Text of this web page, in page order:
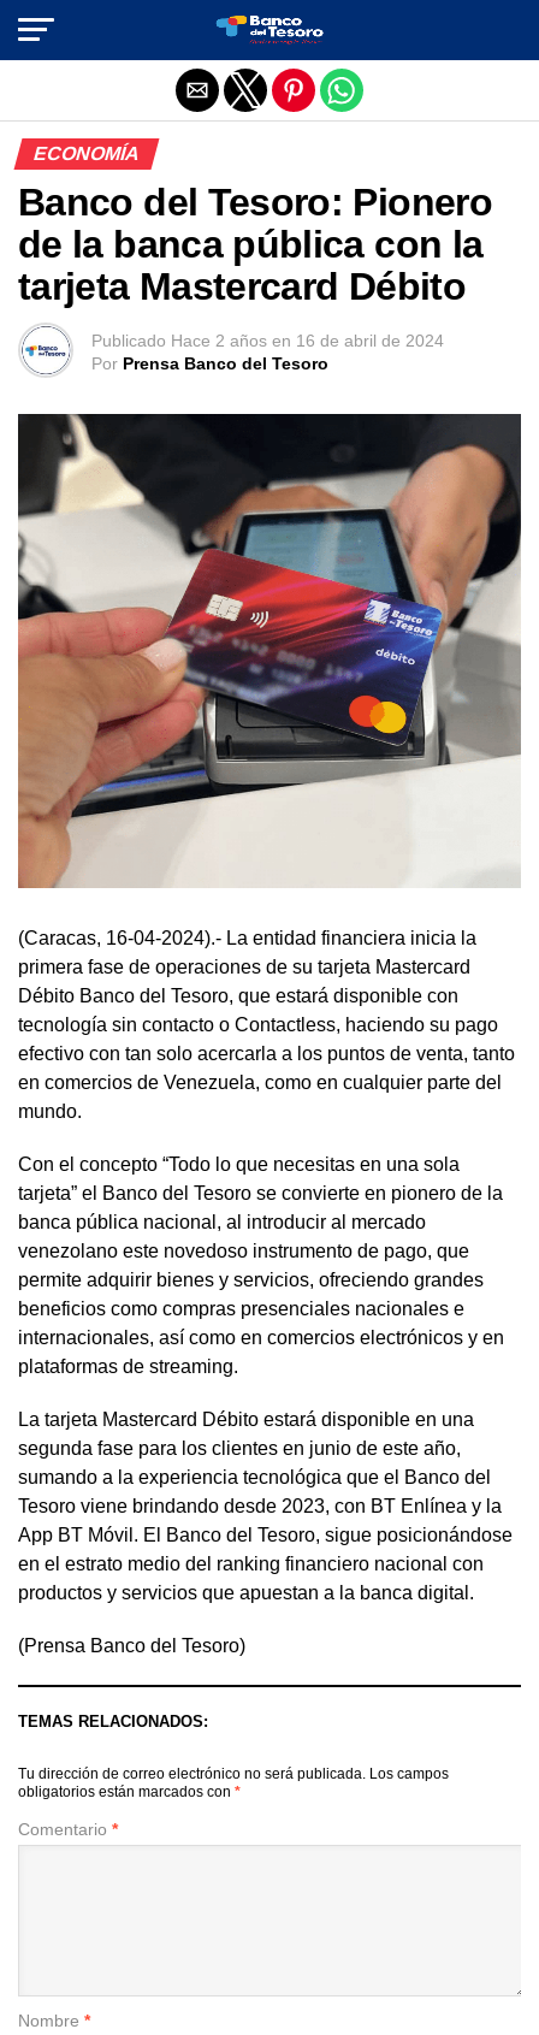
ECONOMÍA
Banco del Tesoro: Pionero
de la banca pública con la
tarjeta Mastercard Débito
Publicado Hace 2 años en 16 de abril de 2024
Por Prensa Banco del Tesoro
(Caracas, 16-04-2024).- La entidad financiera inicia la
primera fase de operaciones de su tarjeta Mastercard
Débito Banco del Tesoro, que estará disponible con
tecnología sin contacto o Contactless, haciendo su pago
efectivo con tan solo acercarla a los puntos de venta, tanto
en comercios de Venezuela, como en cualquier parte del
mundo.
Con el concepto “Todo lo que necesitas en una sola
tarjeta” el Banco del Tesoro se convierte en pionero de la
banca pública nacional, al introducir al mercado
venezolano este novedoso instrumento de pago, que
permite adquirir bienes y servicios, ofreciendo grandes
beneficios como compras presenciales nacionales e
internacionales, así como en comercios electrónicos y en
plataformas de streaming.
La tarjeta Mastercard Débito estará disponible en una
segunda fase para los clientes en junio de este año,
sumando a la experiencia tecnológica que el Banco del
Tesoro viene brindando desde 2023, con BT Enlínea y la
App BT Móvil. El Banco del Tesoro, sigue posicionándose
en el estrato medio del ranking financiero nacional con
productos y servicios que apuestan a la banca digital.
(Prensa Banco del Tesoro)
TEMAS RELACIONADOS:
Tu dirección de correo electrónico no será publicada. Los campos
obligatorios están marcados con *
Comentario *
Nombre *
Salir de la versión móvil